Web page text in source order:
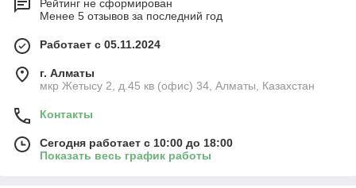
Рейтинг не сформирован
Менее 5 отзывов за последний год
Работает с 05.11.2024
г. Алматы
мкр Жетысу 2, д.45 кв (офис) 34, Алматы, Казахстан
Контакты
Сегодня работает с 10:00 до 18:00
Показать весь график работы